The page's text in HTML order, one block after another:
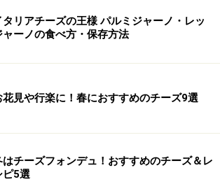
タリアチーズの王様 パルミジャーノ・レッ
ャーノの食べ方・保存方法
花見や行楽に！春におすすめのチーズ9選
はチーズフォンデュ！おすすめのチーズ＆レ
ピ5選